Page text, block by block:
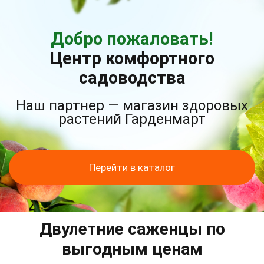
Добро пожаловать!
Центр комфортного
садоводства
Наш партнер — магазин здоровых
растений Гарденмарт
Перейти в каталог
Двулетние саженцы по
выгодным ценам